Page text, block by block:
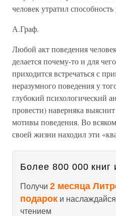
человек утратил способность
А.Граф.
Любой акт поведения
делается почему-то и для
приходится встречаться с
неразумного поведения у
глубокий психологический
провести) наверняка
мотивы поведения. Во всяком
своей жизни находил эти
Более 800 000 книг
Получи 2 месяца
подарок и
чтением